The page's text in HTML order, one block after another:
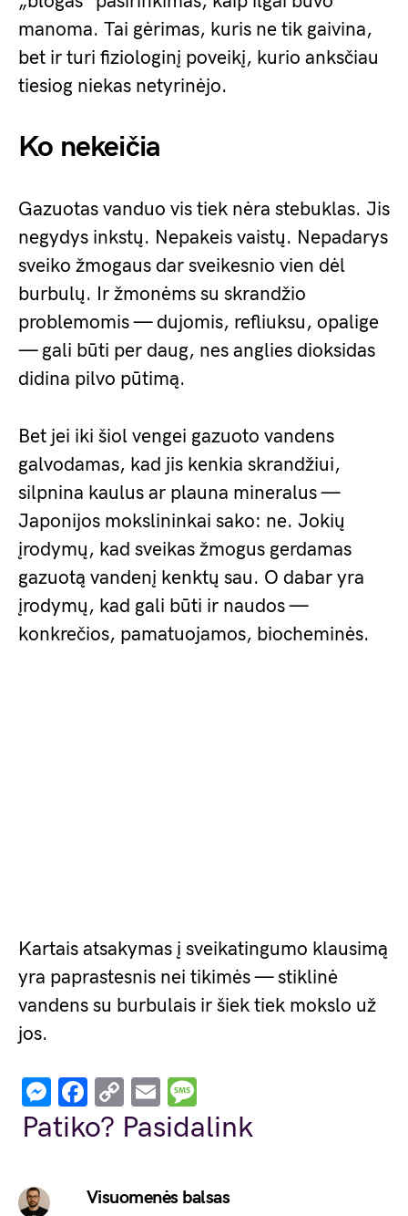
manoma. Tai gėrimas, kuris ne tik gaivina,
bet ir turi fiziologinį poveikį, kurio anksčiau
tiesiog niekas netyrinėjo.
Ko nekeičia
Gazuotas vanduo vis tiek nėra stebuklas. Jis
negydys inkstų. Nepakeis vaistų. Nepadarys
sveiko žmogaus dar sveikesnio vien dėl
burbulų. Ir žmonėms su skrandžio
problemomis — dujomis, refliuksu, opalige
— gali būti per daug, nes anglies dioksidas
didina pilvo pūtimą.
Bet jei iki šiol vengei gazuoto vandens
galvodamas, kad jis kenkia skrandžiui,
silpnina kaulus ar plauna mineralus —
Japonijos mokslininkai sako: ne. Jokių
įrodymų, kad sveikas žmogus gerdamas
gazuotą vandenį kenktų sau. O dabar yra
įrodymų, kad gali būti ir naudos —
konkrečios, pamatuojamos, biocheminės.
Kartais atsakymas į sveikatingumo klausimą
yra paprastesnis nei tikimės — stiklinė
vandens su burbulais ir šiek tiek mokslo už
jos.
Messenger
Facebook
Copy
Link
Email
Patiko? Pasidalink
Visuomenės balsas